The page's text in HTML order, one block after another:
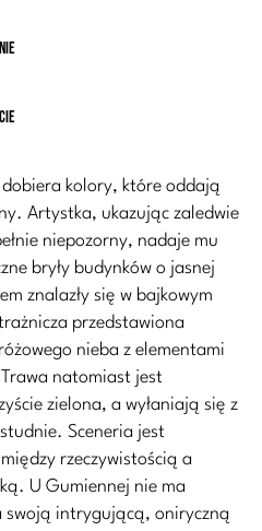
kolory, które oddają
Artystka, ukazując zaledwie
niepozorny, nadaje mu
bryły budynków o jasnej
znalazły się w bajkowym
przedstawiona
nieba z elementami
natomiast jest
zielona, a wyłaniają się z
Sceneria jest
rzeczywistością a
U Gumiennej nie ma
swoją intrygującą, oniryczną